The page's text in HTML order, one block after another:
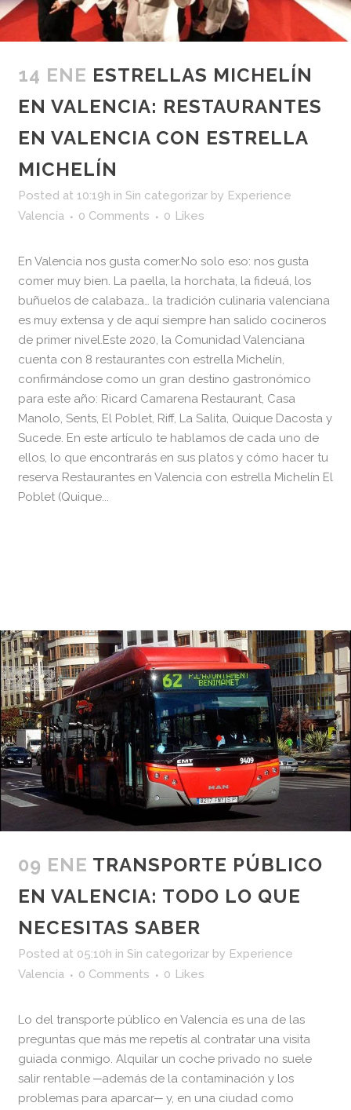
14 ENE ESTRELLAS MICHELÍN
EN VALENCIA: RESTAURANTES
EN VALENCIA CON ESTRELLA
MICHELÍN
Posted at 10:19h in Sin categorizar by Experience
Valencia
0 Comments 0 Likes
En Valencia nos gusta comer.No solo eso: nos gusta
comer muy bien. La paella, la horchata, la fideuá, los
buñuelos de calabaza… la tradición culinaria valenciana
es muy extensa y de aquí siempre han salido cocineros
de primer nivel.Este 2020, la Comunidad Valenciana
cuenta con 8 restaurantes con estrella Michelín,
confirmándose como un gran destino gastronómico
para este año: Ricard Camarena Restaurant, Casa
Manolo, Sents, El Poblet, Riff, La Salita, Quique Dacosta y
Sucede. En este artículo te hablamos de cada uno de
ellos, lo que encontrarás en sus platos y cómo hacer tu
reserva Restaurantes en Valencia con estrella Michelín El
Poblet (Quique...
09 ENE TRANSPORTE PÚBLICO
EN VALENCIA: TODO LO QUE
NECESITAS SABER
Posted at 05:10h in Sin categorizar by Experience
Valencia
0 Comments 0 Likes
Lo del transporte público en Valencia es una de las
preguntas que más me repetís al contratar una visita
guiada conmigo. Alquilar un coche privado no suele
salir rentable ─además de la contaminación y los
problemas para aparcar─ y, en una ciudad como